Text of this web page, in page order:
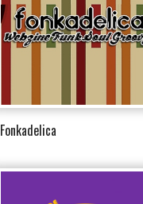
Fonkadelica